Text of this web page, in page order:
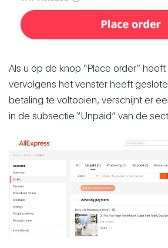
Als u op de knop “Place order”
vervolgens het venster heeft
betaling te voltooien, verschijnt er
in de subsectie “Unpaid” van de